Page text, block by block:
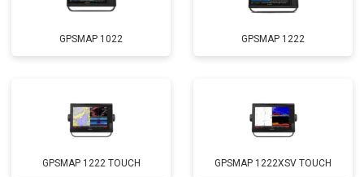
GPSMAP 1022 GPSMAP 1222
GPSMAP 1222 TOUCH GPSMAP 1222XSV TOUCH